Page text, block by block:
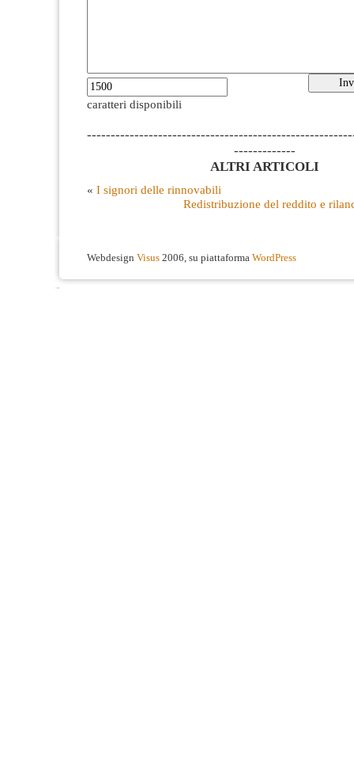
caratteri disponibili
-------------
ALTRI ARTICOLI
« I signori delle rinnovabili
Redistribuzione del reddito e
Webdesign Visus 2006, su piattaforma WordPress